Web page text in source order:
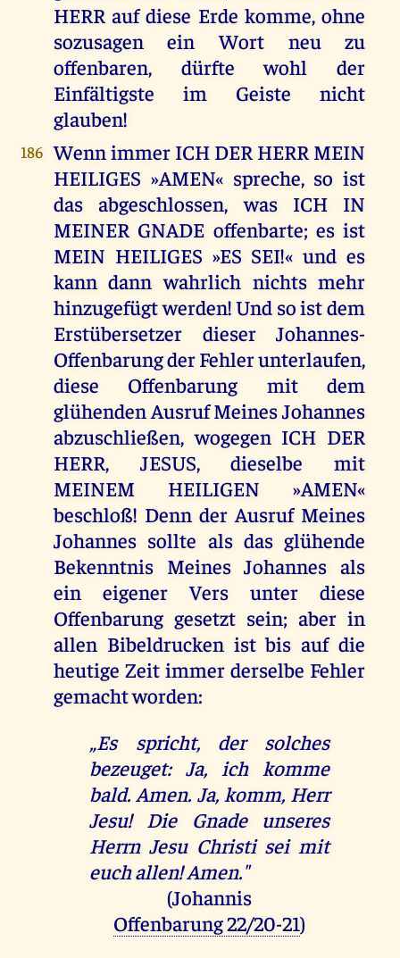
HERR auf diese Erde komme, ohne
sozusagen ein Wort neu zu
offenbaren, dürfte wohl der
Einfältigste im Geiste nicht
glauben!
186 Wenn immer ICH DER HERR MEIN
HEILIGES »AMEN« spreche, so ist
das abgeschlossen, was ICH IN
MEINER GNADE offenbarte; es ist
MEIN HEILIGES »ES SEI!« und es
kann dann wahrlich nichts mehr
hinzugefügt werden! Und so ist dem
Erstübersetzer dieser Johannes-
Offenbarung der Fehler unterlaufen,
diese Offenbarung mit dem
glühenden Ausruf Meines Johannes
abzuschließen, wogegen ICH DER
HERR, JESUS, dieselbe mit
MEINEM HEILIGEN »AMEN«
beschloß! Denn der Ausruf Meines
Johannes sollte als das glühende
Bekenntnis Meines Johannes als
ein eigener Vers unter diese
Offenbarung gesetzt sein; aber in
allen Bibeldrucken ist bis auf die
heutige Zeit immer derselbe Fehler
gemacht worden:
„Es spricht, der solches
bezeuget: Ja, ich komme
bald. Amen. Ja, komm, Herr
Jesu! Die Gnade unseres
Herrn Jesu Christi sei mit
euch allen! Amen."
(Johannis
Offenbarung 22/20-21)